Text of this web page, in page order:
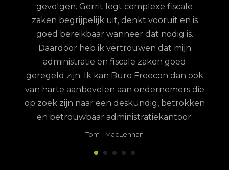
gevolgen. Gerrit legt complexe fiscale
zaken begrijpelijk uit, denkt vooruit en is
goed bereikbaar wanneer dat nodig is.
Daardoor heb ik vertrouwen dat mijn
administratie en fiscale zaken goed
geregeld zijn. Ik kan Buro Freecon dan ook
van harte aanbevelen aan ondernemers die
op zoek zijn naar een deskundig, betrokken
en betrouwbaar administratiekantoor.
Tom - MacLennan